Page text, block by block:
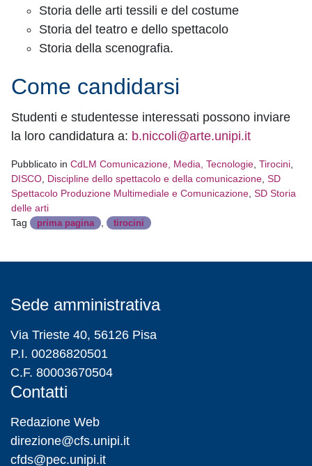
Storia delle arti tessili e del costume
Storia del teatro e dello spettacolo
Storia della scenografia.
Come candidarsi
Studenti e studentesse interessati possono inviare
la loro candidatura a: b.niccoli@arte.unipi.it
Pubblicato in CdLM Comunicazione, Media, Tecnologie Tirocini
DISCO Discipline dello spettacolo e della comunicazione SD
Spettacolo Produzione Multimediale e Comunicazione SD Storia
delle arti
Tag
prima pagina tirocini
Sede amministrativa
Via Trieste 40, 56126 Pisa
P.I. 00286820501
C.F. 80003670504
Contatti
Redazione Web
direzione@cfs.unipi.it
cfds@pec.unipi.it